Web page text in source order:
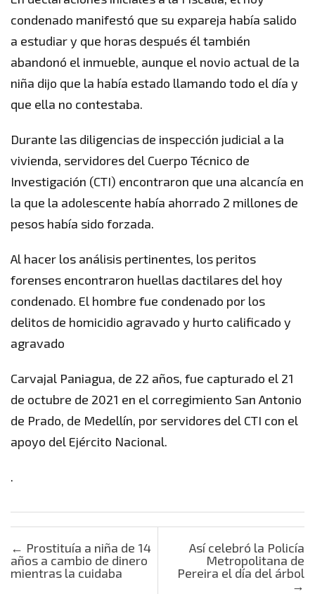
condenado manifestó que su expareja había salido
a estudiar y que horas después él también
abandonó el inmueble, aunque el novio actual de la
niña dijo que la había estado llamando todo el día y
que ella no contestaba.
Durante las diligencias de inspección judicial a la
vivienda, servidores del Cuerpo Técnico de
Investigación (CTI) encontraron que una alcancía en
la que la adolescente había ahorrado 2 millones de
pesos había sido forzada.
Al hacer los análisis pertinentes, los peritos
forenses encontraron huellas dactilares del hoy
condenado. El hombre fue condenado por los
delitos de homicidio agravado y hurto calificado y
agravado
Carvajal Paniagua, de 22 años, fue capturado el 21
de octubre de 2021 en el corregimiento San Antonio
de Prado, de Medellín, por servidores del CTI con el
apoyo del Ejército Nacional.
.
Post navigation
← Prostituía a niña de 14
años a cambio de dinero
mientras la cuidaba
Así celebró la Policía
Metropolitana de
Pereira el día del árbol
→